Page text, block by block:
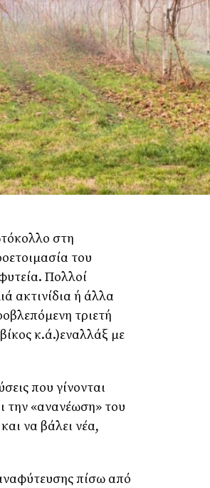
στη
του
Πολλοί
ακτινίδια ή άλλα
τριετή
κ.ά.)εναλλάξ με
που γίνονται
την «ανανέωση» του
να βάλει νέα,
πίσω από